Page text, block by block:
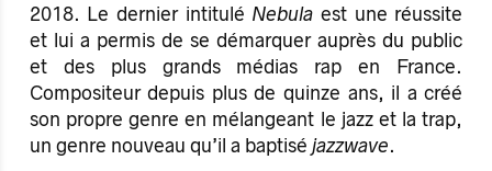
2018. Le dernier intitulé Nebula est une réussite
et lui a permis de se démarquer auprès du public
et des plus grands médias rap en France.
Compositeur depuis plus de quinze ans, il a créé
son propre genre en mélangeant le jazz et la trap,
un genre nouveau qu’il a baptisé jazzwave.